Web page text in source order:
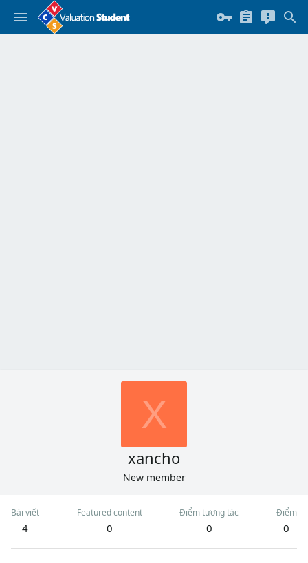
X
xancho
New member
Bài viết
4
Featured content
0
Điểm tương tác
0
Điểm
0